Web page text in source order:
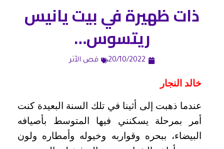
ذات ظهيرة في بيت يانيس
ريتسوس…
20/10/2022 قص الأثر
خالد النجار
عندما ذهبت إلى أثينا في تلك السنة البعيدة كنت
أمر بمرحلة يسكنني فيها المتوسط بأصيافه
البيضاء، ببحره وقواربه وخيوله وأمطاره ولون